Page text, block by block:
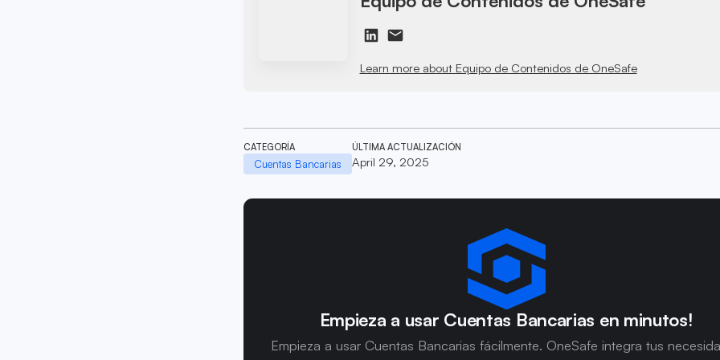
Learn more about Equipo de Contenidos de OneSafe
CATEGORÍA
Cuentas Bancarias
ÚLTIMA ACTUALIZACIÓN
April 29, 2025
Empieza a usar Cuentas Bancarias en minutos!
Empieza a usar Cuentas Bancarias fácilmente. OneSafe integra tus